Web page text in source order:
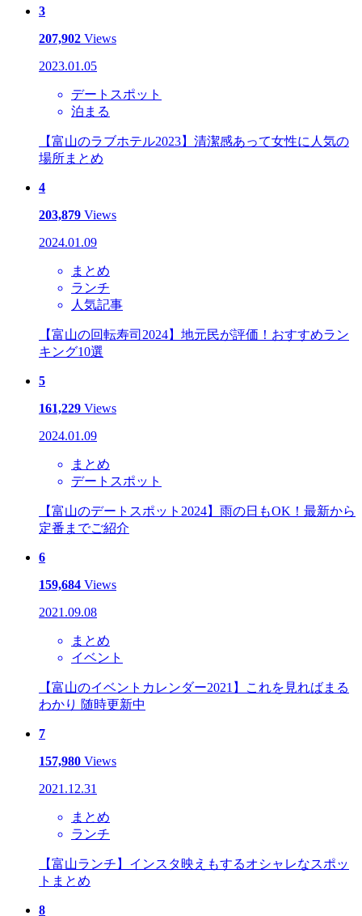
3
207,902 Views
2023.01.05
デートスポット
泊まる
【富山のラブホテル2023】清潔感あって女性に人気の
場所まとめ
4
203,879 Views
2024.01.09
まとめ
ランチ
人気記事
【富山の回転寿司2024】地元民が評価！おすすめラン
キング10選
5
161,229 Views
2024.01.09
まとめ
デートスポット
【富山のデートスポット2024】雨の日もOK！最新から
定番までご紹介
6
159,684 Views
2021.09.08
まとめ
イベント
【富山のイベントカレンダー2021】これを見ればまる
わかり 随時更新中
7
157,980 Views
2021.12.31
まとめ
ランチ
【富山ランチ】インスタ映えもするオシャレなスポッ
トまとめ
8